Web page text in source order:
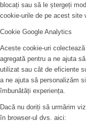
blocați sau să le ștergeți
cookie-urile de pe acest site
Cookie Google Analytics
Aceste cookie-uri
agregată pentru a ne ajuta
utilizat sau cât de eficiente
a ne ajuta să personalizăm
îmbunătăți experiența.
Dacă nu doriți să urmărim
în browser-ul dvs. aici: